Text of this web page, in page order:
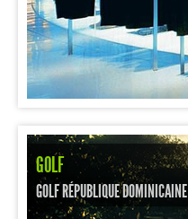
GOLF
GOLF RÉPUBLIQUE DOMINICAINE